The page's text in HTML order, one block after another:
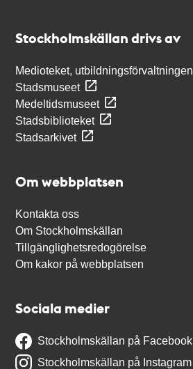
Stockholmskällan drivs av
Medioteket, utbildningsförvaltningen
Stadsmuseet
Medeltidsmuseet
Stadsbiblioteket
Stadsarkivet
Om webbplatsen
Kontakta oss
Om Stockholmskällan
Tillgänglighetsredogörelse
Om kakor på webbplatsen
Sociala medier
Stockholmskällan på Facebook
Stockholmskällan på Instagram